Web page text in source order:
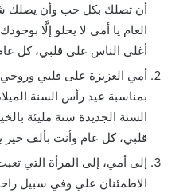
أن تصلك بكل حب وأن يصلك
العام يا أمي لا يحلو إلَّا
أغلى الناس على قلبي، كل عام
أمي العزيزة على قلبي
بمناسبة عيد رأس السنة
السنة الجديدة سنة مليئة
قلبي، كل عام وأنت بألف خير
إلى أمي، إلى المرأة التي
الاطمئنان علي وفي سبيل